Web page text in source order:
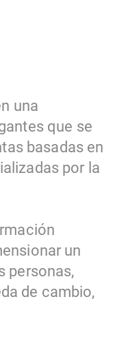
una
que se
basadas en
por la
un
personas,
de cambio,